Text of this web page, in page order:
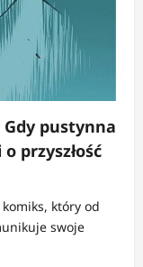
Gdy pustynna
przyszłość
który od
swoje